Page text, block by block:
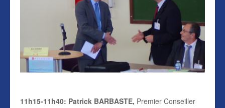
11h15-11h40: Patrick BARBASTE, Premier Conseiller